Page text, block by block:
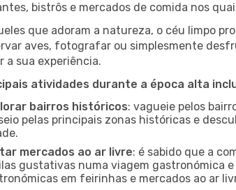
bistrôs e mercados de comida nos
que adoram a natureza, o céu limpo
aves, fotografar ou simplesmente
a sua experiência.
atividades durante a época alta
bairros históricos: vagueie pelos
pelas principais zonas históricas e
mercados ao ar livre: é sabido que a
gustativas numa viagem gastronómica
em feirinhas e mercados ao ar